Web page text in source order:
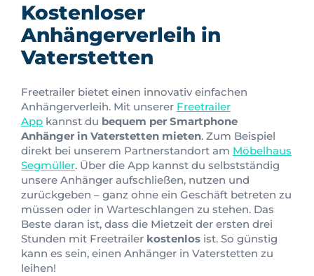
Kostenloser
Anhängerverleih in
Vaterstetten
Freetrailer bietet einen innovativ einfachen
Anhängerverleih. Mit unserer Freetrailer
App kannst du bequem per Smartphone
Anhänger in Vaterstetten mieten. Zum Beispiel
direkt bei unserem Partnerstandort am Möbelhaus
Segmüller. Über die App kannst du selbstständig
unsere Anhänger aufschließen, nutzen und
zurückgeben – ganz ohne ein Geschäft betreten zu
müssen oder in Warteschlangen zu stehen. Das
Beste daran ist, dass die Mietzeit der ersten drei
Stunden mit Freetrailer kostenlos ist. So günstig
kann es sein, einen Anhänger in Vaterstetten zu
leihen!